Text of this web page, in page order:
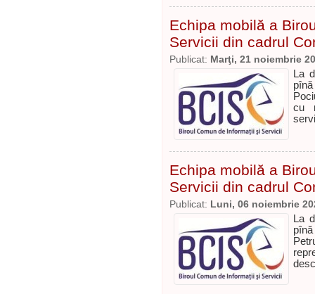
Echipa mobilă a
Servicii din cadrul
Publicat: Marţi, 21 noiembrie
La
cu
Echipa mobilă a
Servicii din cadrul
Publicat: Luni, 06 noiembrie
La